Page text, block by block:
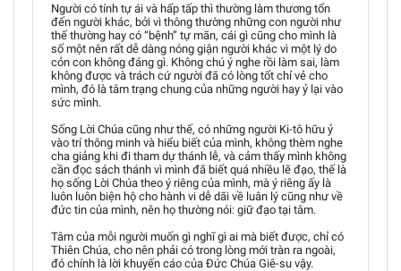
Người có tính tự ái và hấp tấp thì thường làm thương tổn
đến người khác, bởi vì thông thường những con người như
thế thường hay có “bệnh” tự mãn, cái gì cũng cho mình là
số một nên rất dễ dàng nóng giận người khác vì một lý do
cỏn con không đáng gì. Không chú ý nghe rồi làm sai, làm
không được và trách cứ người đã có lòng tốt chỉ vẻ cho
mình, đó là tâm trạng chung của những người hay ỷ lại vào
sức mình.
Sống Lời Chúa cũng như thế, có những người Ki-tô hữu ỷ
vào trí thông minh và hiểu biết của mình, không thèm nghe
cha giảng khi đi tham dự thánh lễ, và cảm thấy mình không
cần đọc sách thánh vì mình đã biết quá nhiều lẽ đạo, thế là
họ sống Lời Chúa theo ý riêng của mình, mà ý riêng ấy là
luôn luôn biện hộ cho hành vi dễ dãi về luân lý cũng như về
đức tin của mình, nên họ thường nói: giữ đạo tại tâm.
Tâm của mỗi người muốn gì nghĩ gì ai mà biết được, chỉ có
Thiên Chúa, cho nên phải có trong lòng mới tràn ra ngoài,
đó chính là lời khuyến cáo của Đức Chúa Giê-su vậy.